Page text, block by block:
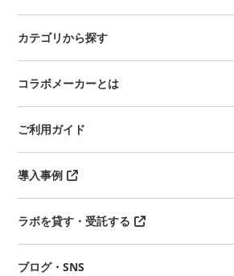
カテゴリから探す
コラボメーカーとは
ご利用ガイド
導入事例
ラボを貸す・受託する
ブログ・SNS